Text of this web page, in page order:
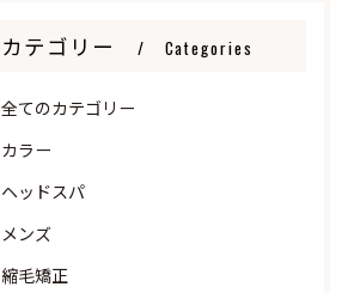
カテゴリー Categories
全てのカテゴリー
カラー
ヘッドスパ
メンズ
縮毛矯正